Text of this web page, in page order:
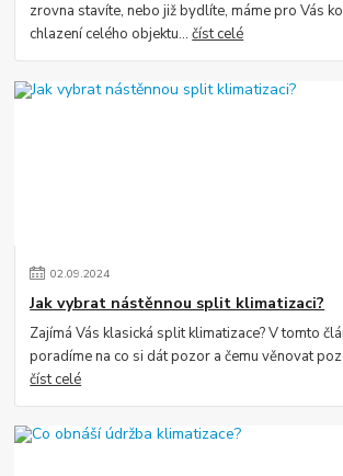
zrovna stavíte, nebo již bydlíte, máme pro Vás
chlazení celého objektu...číst celé
02.09.2024
Jak vybrat nástěnnou split klimatizaci?
Zajímá Vás klasická split klimatizace? V tomto
poradíme na co si dát pozor a čemu věnovat
číst celé